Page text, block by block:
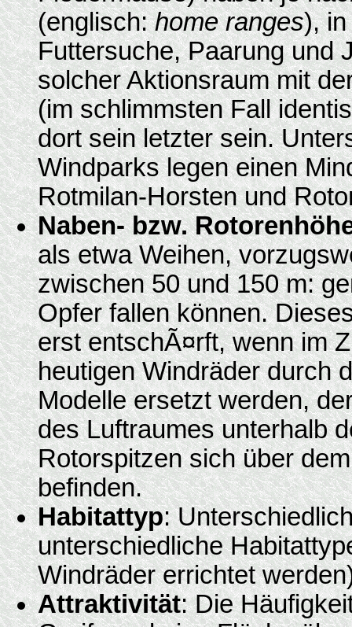
(englisch:home ranges),
Futtersuche, Paarung und
solcher Aktionsraum mit
(im schlimmsten Fall
dort sein letzter sein.
Windparks legen einen
Rotmilan-Horsten und
Naben- bzw.
als etwa Weihen,
zwischen 50 und 150 m:
Opfer fallen können.
erst entschÃ¤rft, wenn im
heutigen Windräder durch
Modelle ersetzt werden,
des Luftraumes unterhalb
Rotorspitzen sich über
befinden.
Habitattyp:
unterschiedliche
Windräder errichtet
Attraktivität: Die